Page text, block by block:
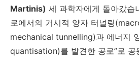
Martinis) 세 과학자에게 돌아갔습
로에서의 거시적 양자 터널링
mechanical tunnelling)과 에너지
quantisation)를 발견한 공로”로 공